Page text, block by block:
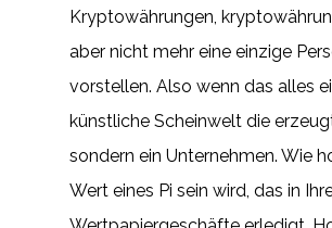
Kryptowährungen,
aber nicht mehr eine einzige
vorstellen. Also wenn das alles
künstliche Scheinwelt die
sondern ein Unternehmen. Wie
Wert eines Pi sein wird, das in